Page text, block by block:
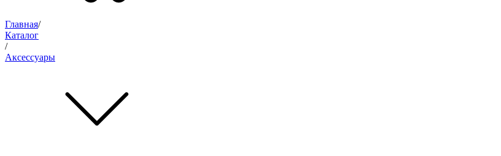
Главная/
Каталог
/
Аксессуары